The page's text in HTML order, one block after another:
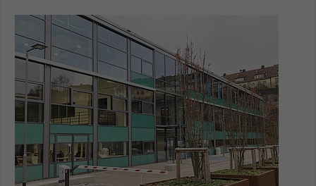
Show larger version for:
gewährt.
Name be_typo_user
Anbieter TYPO3
Laufzeit 1 Tag
Zweck
Dieser Cookie teilt der Webseite mit, ob
ein Besucher im Typo3-Backend